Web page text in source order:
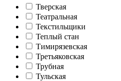
Тверская
Театральная
Текстильщики
Теплый стан
Тимирязевская
Третьяковская
Трубная
Тульская